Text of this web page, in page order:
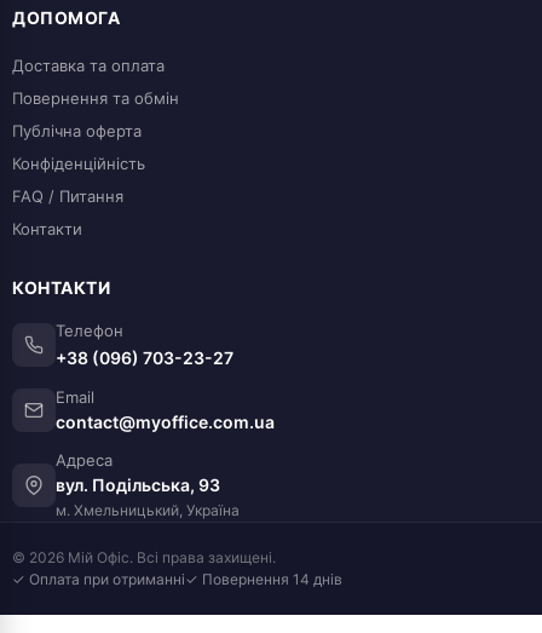
ДОПОМОГА
Доставка та оплата
Повернення та обмін
Публічна оферта
Конфіденційність
FAQ / Питання
Контакти
КОНТАКТИ
Телефон
+38 (096) 703-23-27
Email
contact@myoffice.com.ua
Адреса
вул. Подільська, 93
м. Хмельницький, Україна
© 2026 Мій Офіс. Всі права захищені.
✓ Оплата при отриманні✓ Повернення 14 днів